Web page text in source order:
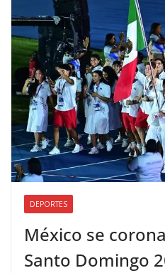
DEPORTES
México se
Santo Domingo